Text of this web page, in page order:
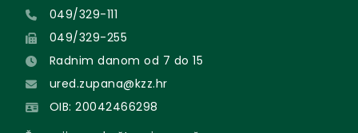
049/329-111
049/329-255
Radnim danom od 7 do 15
ured.zupana@kzz.hr
OIB: 20042466298